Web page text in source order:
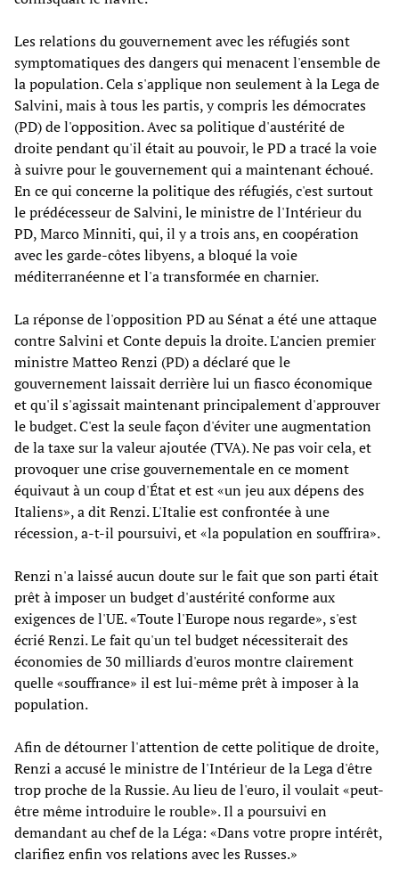
Les relations du gouvernement avec les réfugiés sont
symptomatiques des dangers qui menacent l'ensemble de
la population. Cela s'applique non seulement à la Lega de
Salvini, mais à tous les partis, y compris les démocrates
(PD) de l'opposition. Avec sa politique d'austérité de
droite pendant qu'il était au pouvoir, le PD a tracé la voie
à suivre pour le gouvernement qui a maintenant échoué.
En ce qui concerne la politique des réfugiés, c'est surtout
le prédécesseur de Salvini, le ministre de l'Intérieur du
PD, Marco Minniti, qui, il y a trois ans, en coopération
avec les garde-côtes libyens, a bloqué la voie
méditerranéenne et l'a transformée en charnier.
La réponse de l'opposition PD au Sénat a été une attaque
contre Salvini et Conte depuis la droite. L'ancien premier
ministre Matteo Renzi (PD) a déclaré que le
gouvernement laissait derrière lui un fiasco économique
et qu'il s'agissait maintenant principalement d'approuver
le budget. C'est la seule façon d'éviter une augmentation
de la taxe sur la valeur ajoutée (TVA). Ne pas voir cela, et
provoquer une crise gouvernementale en ce moment
équivaut à un coup d'État et est «un jeu aux dépens des
Italiens», a dit Renzi. L'Italie est confrontée à une
récession, a-t-il poursuivi, et «la population en souffrira».
Renzi n'a laissé aucun doute sur le fait que son parti était
prêt à imposer un budget d'austérité conforme aux
exigences de l'UE. «Toute l'Europe nous regarde», s'est
écrié Renzi. Le fait qu'un tel budget nécessiterait des
économies de 30 milliards d'euros montre clairement
quelle «souffrance» il est lui-même prêt à imposer à la
population.
Afin de détourner l'attention de cette politique de droite,
Renzi a accusé le ministre de l'Intérieur de la Lega d'être
trop proche de la Russie. Au lieu de l'euro, il voulait «peut-
être même introduire le rouble». Il a poursuivi en
demandant au chef de la Léga: «Dans votre propre intérêt,
clarifiez enfin vos relations avec les Russes.»